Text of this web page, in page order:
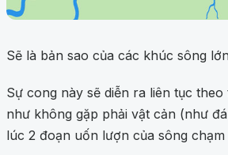
Sẽ là bản sao của các khúc sông
Sự cong này sẽ diễn ra liên tục theo
như không gặp phải vật cản (như
lúc 2 đoạn uốn lượn của sông chạm